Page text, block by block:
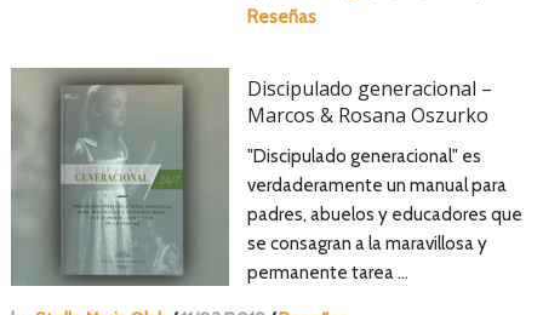
Reseñas
Discipulado generacional –
Marcos & Rosana Oszurko
"Discipulado generacional" es
verdaderamente un manual para
padres, abuelos y educadores que
se consagran a la maravillosa y
permanente tarea …